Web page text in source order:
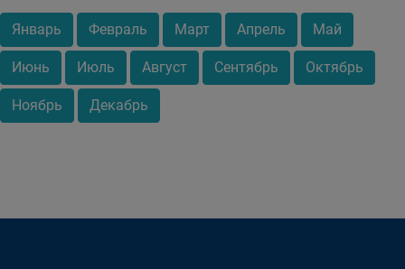
Январь Февраль Март Апрель Май
Июнь Июль Август Сентябрь Октябрь
Ноябрь Декабрь